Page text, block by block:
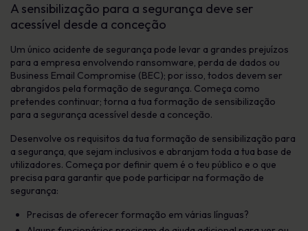
A sensibilização para a segurança deve ser
acessível desde a conceção
Um único acidente de segurança pode levar a grandes prejuízos
para a empresa envolvendo ransomware, perda de dados ou
Business Email Compromise (BEC); por isso, todos devem ser
abrangidos pela formação de segurança. Começa como
pretendes continuar; torna a tua formação de sensibilização
para a segurança acessível desde a conceção.
Desenvolve os requisitos da tua formação de sensibilização para
a segurança, que sejam inclusivos e abranjam toda a tua base de
utilizadores. Começa por definir quem é o teu público e o que
precisa para garantir que pode participar na formação de
segurança:
Precisas de oferecer formação em várias línguas?